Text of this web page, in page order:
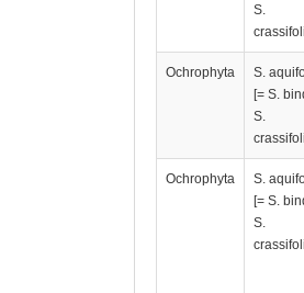
S.
Ochrophyta
S.
[= S.
S.
Ochrophyta
S.
[= S.
S.